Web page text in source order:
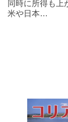
同時に所得も上
米や日本…